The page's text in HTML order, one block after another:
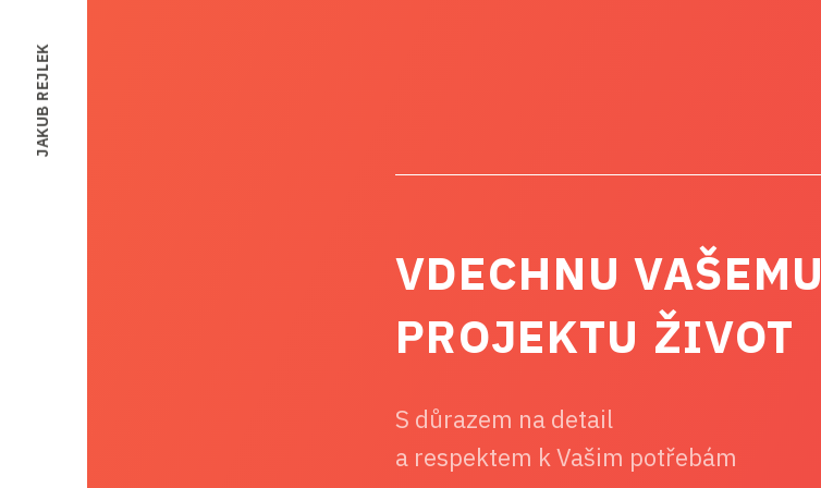
JAKUB REJLEK
VDECHNU VAŠEMU
PROJEKTU ŽIVOT
S důrazem na detail
a respektem k Vašim potřebám